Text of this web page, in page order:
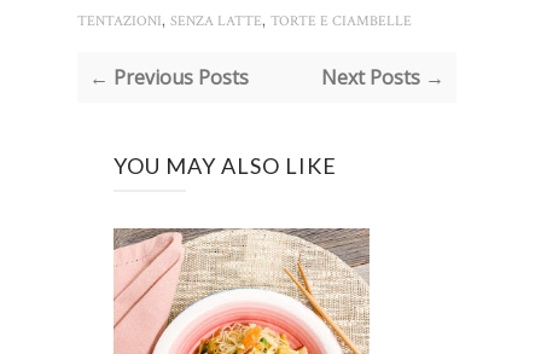
TENTAZIONI, SENZA LATTE, TORTE E CIAMBELLE
← Previous Posts Next Posts →
YOU MAY ALSO LIKE